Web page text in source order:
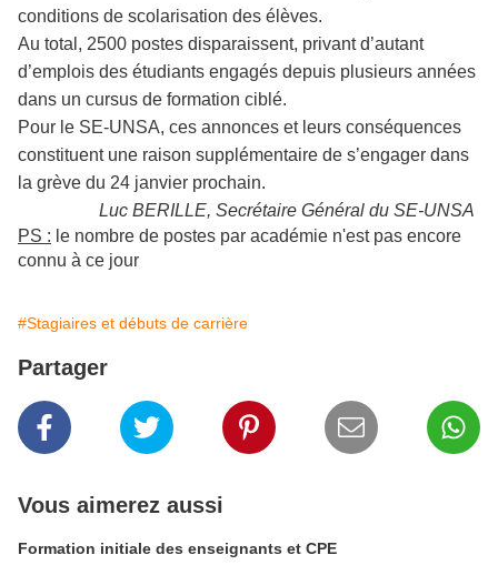
conditions de scolarisation des élèves.
Au total, 2500 postes disparaissent, privant d’autant
d’emplois des étudiants engagés depuis plusieurs années
dans un cursus de formation ciblé.
Pour le SE-UNSA, ces annonces et leurs conséquences
constituent une raison supplémentaire de s’engager dans
la grève du 24 janvier prochain.
Luc BERILLE, Secrétaire Général du SE-UNSA
PS : le nombre de postes par académie n'est pas encore
connu à ce jour
#Stagiaires et débuts de carrière
Partager
Vous aimerez aussi
Formation initiale des enseignants et CPE